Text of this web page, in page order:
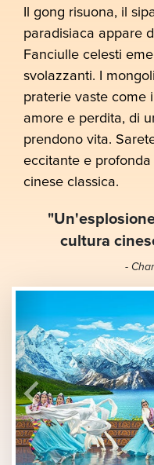
Il gong risuona, il
paradisiaca appare
Fanciulle celesti
svolazzanti. I
praterie vaste come
amore e perdita, di
prendono vita.
eccitante e
cinese classica.
cultura
-